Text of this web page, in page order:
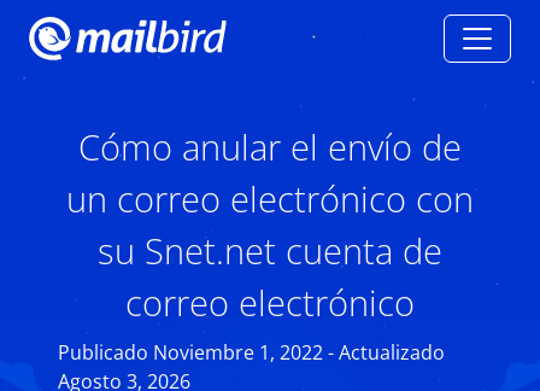
Cómo anular el envío de
un correo electrónico con
su Snet.net cuenta de
correo electrónico
Publicado Noviembre 1, 2022 - Actualizado
Agosto 3, 2026